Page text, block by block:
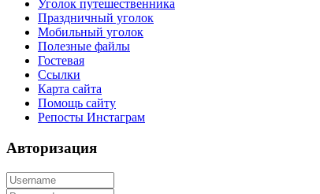
Уголок путешественника
Праздничный уголок
Мобильный уголок
Полезные файлы
Гостевая
Ссылки
Карта сайта
Помощь сайту
Репосты Инстаграм
Авторизация